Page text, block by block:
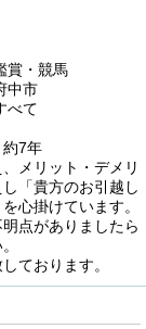
賞・競馬
中市
べて
7年
メリット・デメリ
「貴方のお引越し
心掛けています。
点がありましたら
ております。